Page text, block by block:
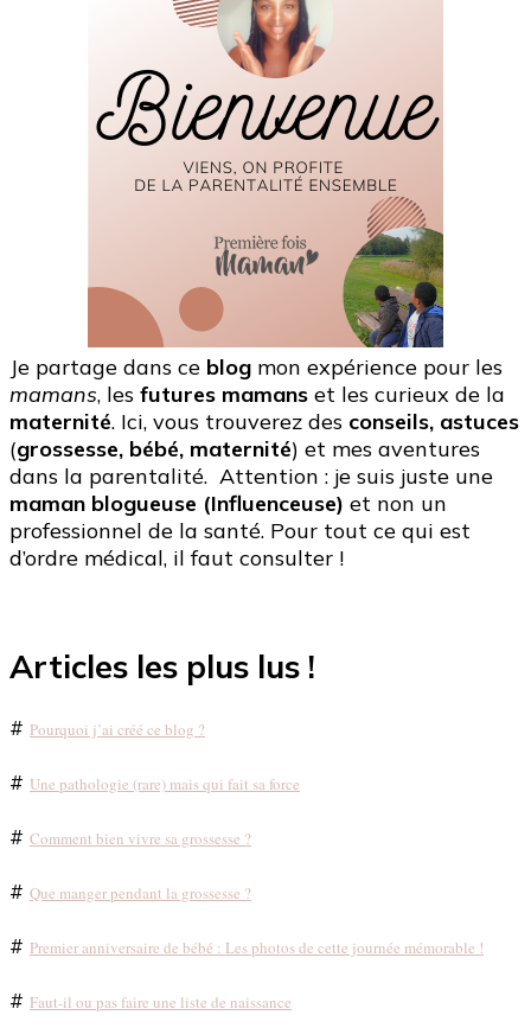
Je partage dans ce blog mon expérience pour les
mamans, les futures mamans et les curieux de la
maternité. Ici, vous trouverez des conseils, astuces
(grossesse, bébé, maternité) et mes aventures
dans la parentalité. Attention : je suis juste une
maman blogueuse (Influenceuse) et non un
professionnel de la santé. Pour tout ce qui est
d’ordre médical, il faut consulter !
Articles les plus lus !
# Pourquoi j’ai créé ce blog ?
# Une pathologie (rare) mais qui fait sa force
# Comment bien vivre sa grossesse ?
# Que manger pendant la grossesse ?
# Premier anniversaire de bébé : Les photos de cette journée mémorable !
# Faut-il ou pas faire une liste de naissance